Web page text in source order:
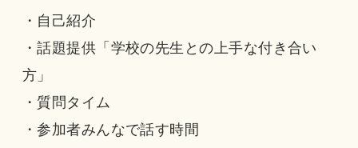
・自己紹介
・話題提供「学校の先生との上手な付き合い
方」
・質問タイム
・参加者みんなで話す時間